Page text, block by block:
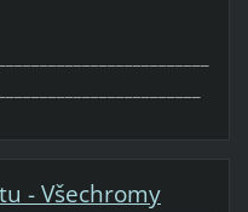
- Všechromy